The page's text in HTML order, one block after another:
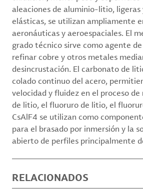
aleaciones de aluminio-litio,
elásticas, se utilizan ampliamente
aeronáuticas y aeroespaciales. El
grado técnico sirve como agente
refinar cobre y otros metales
desincrustación. El carbonato de
colado continuo del acero,
velocidad y fluidez en el proceso
de litio, el fluoruro de litio, el
CsAlF4 se utilizan como
para el brasado por inmersión y la
abierto de perfiles principalmente
RELACIONADOS